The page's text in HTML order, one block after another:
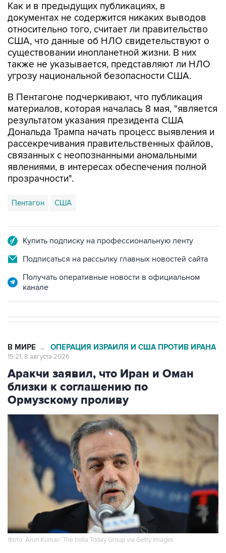
Как и в предыдущих публикациях, в
документах не содержится никаких выводов
относительно того, считает ли правительство
США, что данные об НЛО свидетельствуют о
существовании инопланетной жизни. В них
также не указывается, представляют ли НЛО
угрозу национальной безопасности США.
В Пентагоне подчеркивают, что публикация
материалов, которая началась 8 мая, "является
результатом указания президента США
Дональда Трампа начать процесс выявления и
рассекречивания правительственных файлов,
связанных с неопознанными аномальными
явлениями, в интересах обеспечения полной
прозрачности".
Пентагон США
Купить подписку на профессиональную ленту
Подписаться на рассылку главных новостей сайта
Получать оперативные новости в официальном
канале
В МИРЕ → ОПЕРАЦИЯ ИЗРАИЛЯ И США ПРОТИВ ИРАНА
15:21, 8 августа 2026
Аракчи заявил, что Иран и Оман
близки к соглашению по
Ормузскому проливу
Фото: Arun Kumar/ The India Today Group via Getty Images